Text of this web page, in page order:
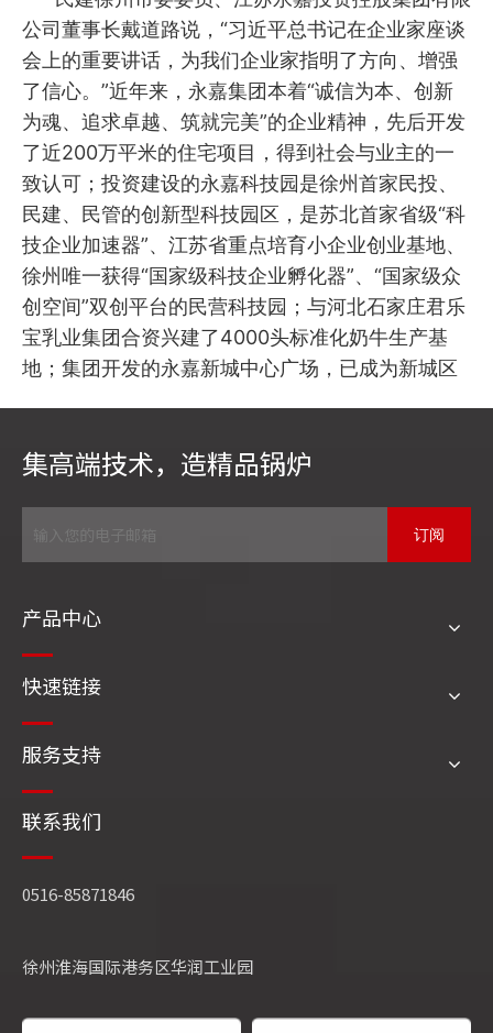
公司董事长戴道路说，“习近平总书记在企业家座谈
会上的重要讲话，为我们企业家指明了方向、增强
了信心。”近年来，永嘉集团本着“诚信为本、创新
为魂、追求卓越、筑就完美”的企业精神，先后开发
了近200万平米的住宅项目，得到社会与业主的一
致认可；投资建设的永嘉科技园是徐州首家民投、
民建、民管的创新型科技园区，是苏北首家省级“科
技企业加速器”、江苏省重点培育小企业创业基地、
徐州唯一获得“国家级科技企业孵化器”、“国家级众
创空间”双创平台的民营科技园；与河北石家庄君乐
宝乳业集团合资兴建了4000头标准化奶牛生产基
地；集团开发的永嘉新城中心广场，已成为新城区
余人。在疫情防控期间，永嘉集团严格按照突发公
应急预案，向市、区两级红十字会捐款合计20万
的支持，企业的发展要饮水思源、回馈社会，慈善
团多次通过媒体、政府以及自发组织等形式，向社
会需要帮助的群体伸出援助之手，积极参加“希望工
晚会”等各类爱心公益事业，先后捐款五百余万元，
捐资助学300余人。下一步公司将继续把爱国、诚
信和社会责任作为己任，为社会发展做出应有的贡
献。”
“感受到总书记对企业家的重视和关怀，真的备
2000年，历经多年的发展已经成为集研发、采购、
集高端技术，造精品锅炉
订阅
产品中心
快速链接
服务支持
联系我们
0516-85871846
徐州淮海国际港务区华润工业园